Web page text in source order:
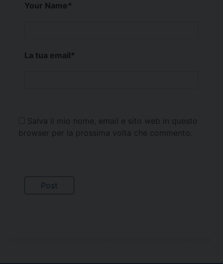
Your Name*
La tua email*
Salva il mio nome, email e sito web in questo
browser per la prossima volta che commento.